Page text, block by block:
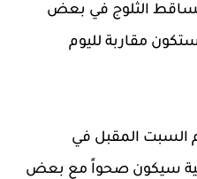
الثلوج في بعض
مقاربة لليوم
السبت المقبل في
سيكون صحواً مع بعض